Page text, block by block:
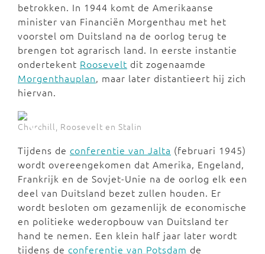
betrokken. In 1944 komt de Amerikaanse
minister van Financiën Morgenthau met het
voorstel om Duitsland na de oorlog terug te
brengen tot agrarisch land. In eerste instantie
ondertekent Roosevelt dit zogenaamde
Morgenthauplan, maar later distantieert hij zich
hiervan.
Churchill, Roosevelt en Stalin
Tijdens de conferentie van Jalta (februari 1945)
wordt overeengekomen dat Amerika, Engeland,
Frankrijk en de Sovjet-Unie na de oorlog elk een
deel van Duitsland bezet zullen houden. Er
wordt besloten om gezamenlijk de economische
en politieke wederopbouw van Duitsland ter
hand te nemen. Een klein half jaar later wordt
tijdens de conferentie van Potsdam de